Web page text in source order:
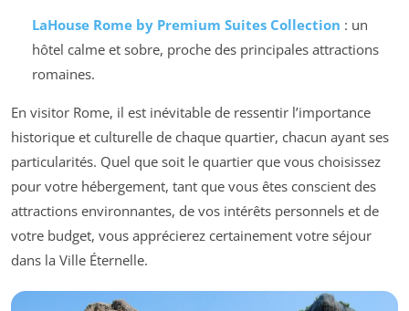
LaHouse Rome by Premium Suites Collection : un
hôtel calme et sobre, proche des principales attractions
romaines.
En visitor Rome, il est inévitable de ressentir l’importance
historique et culturelle de chaque quartier, chacun ayant ses
particularités. Quel que soit le quartier que vous choisissez
pour votre hébergement, tant que vous êtes conscient des
attractions environnantes, de vos intérêts personnels et de
votre budget, vous apprécierez certainement votre séjour
dans la Ville Éternelle.